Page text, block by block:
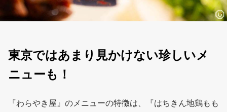
東京ではあまり見かけない珍しいメ
ニューも！
『わらやき屋』のメニューの特徴は、『はちきん地鶏もも